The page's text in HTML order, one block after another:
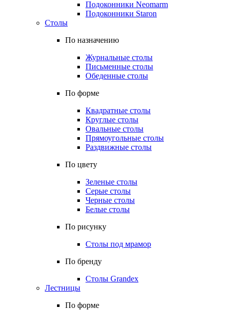
Подоконники Neomarm
Подоконники Staron
Столы
По назначению
Журнальные столы
Письменные столы
Обеденные столы
По форме
Квадратные столы
Круглые столы
Овальные столы
Прямоугольные столы
Раздвижные столы
По цвету
Зеленые столы
Серые столы
Черные столы
Белые столы
По рисунку
Столы под мрамор
По бренду
Столы Grandex
Лестницы
По форме